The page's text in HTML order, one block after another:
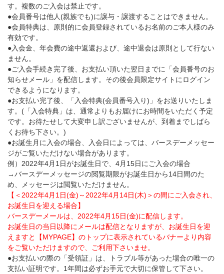
す。複数のご入会は禁止です。
●会員番号は他人(親族でも)に譲与・譲渡することはできません。
●会員特典は、原則的に会員登録されているお名前のご本人様のみ
有効です。
●入会金、年会費の途中返還および、途中退会は原則として行ない
ません。
●ご入会手続き完了後、お支払い頂いた翌日までに「会員番号のお
知らせメール」を配信します。その後会員限定サイトにログイン
できるようになります。
●お支払い完了後、「入会特典(会員番号入り)」をお送りいたしま
す。(「入会特典」は、通常よりもお届けにお時間をいただく予定
です。お待たせして大変申し訳ございませんが、到着までしばら
くお待ち下さい。)
●お誕生月に入会の場合、入会日によっては、バースデーメッセー
ジがご覧いただけない場合があります。
例）2022年4月1日がお誕生日で、4月15日にご入会の場合
→バースデーメッセージの閲覧期限がお誕生日から14日間のた
め、メッセージは閲覧いただけません。
【＜2022年4月1日(金)～2022年4月14日(木)＞の間にご入会され、
お誕生日を迎える場合】
バースデーメールは、2022年4月15日(金)に配信します。
お誕生日の当日以降にメールは配信となりますが、お誕生日を迎
えますと【MYPAGE】のトップに表示されているバナーより内容
をご覧いただけますので、ご利用下さいませ。
●お支払いの際の「受領証」は、トラブル等があった場合の唯一の
支払い証明です。1年間は必ずお手元で大切に保管して下さい。